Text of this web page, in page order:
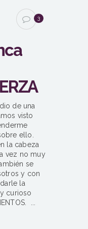
3
de una
visto
ello.
la cabeza
vez no muy
se
y con
la
curioso
...